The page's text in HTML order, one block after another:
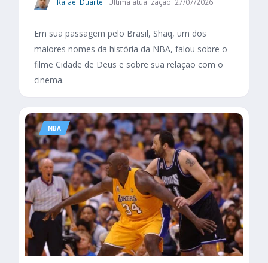
Em sua passagem pelo Brasil, Shaq, um dos
maiores nomes da história da NBA, falou sobre o
filme Cidade de Deus e sobre sua relação com o
cinema.
NBA